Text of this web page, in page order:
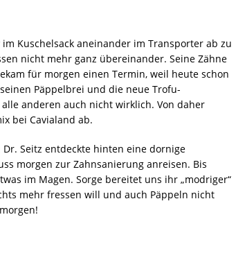
Kuschelsack aneinander im Transporter ab zu
nicht mehr ganz übereinander. Seine Zähne
für morgen einen Termin, weil heute schon
Päppelbrei und die neue Trofu-
anderen auch nicht wirklich. Von daher
bei Cavialand ab.
Seitz entdeckte hinten eine dornige
morgen zur Zahnsanierung anreisen. Bis
im Magen. Sorge bereitet uns ihr „modriger“
mehr fressen will und auch Päppeln nicht